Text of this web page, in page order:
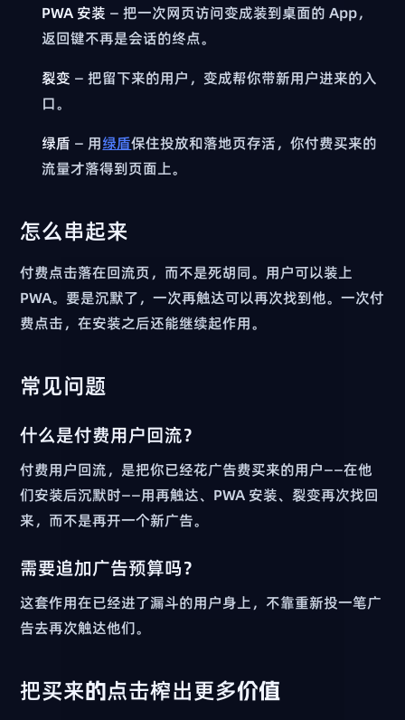
PWA 安装 — 把一次网页访问变成装到桌面的 App，
返回键不再是会话的终点。
裂变 — 把留下来的用户，变成帮你带新用户进来的入
口。
绿盾 — 用绿盾保住投放和落地页存活，你付费买来的
流量才落得到页面上。
怎么串起来
付费点击落在回流页，而不是死胡同。用户可以装上
PWA。要是沉默了，一次再触达可以再次找到他。一次付
费点击，在安装之后还能继续起作用。
常见问题
什么是付费用户回流？
付费用户回流，是把你已经花广告费买来的用户——在他
们安装后沉默时——用再触达、PWA 安装、裂变再次找回
来，而不是再开一个新广告。
需要追加广告预算吗？
这套作用在已经进了漏斗的用户身上，不靠重新投一笔广
告去再次触达他们。
把买来的点击榨出更多价值